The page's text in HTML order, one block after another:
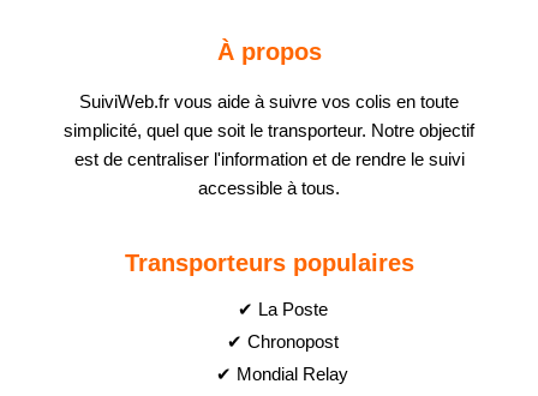
À propos
SuiviWeb.fr vous aide à suivre vos colis en toute
simplicité, quel que soit le transporteur. Notre objectif
est de centraliser l'information et de rendre le suivi
accessible à tous.
Transporteurs populaires
✔ La Poste
✔ Chronopost
✔ Mondial Relay